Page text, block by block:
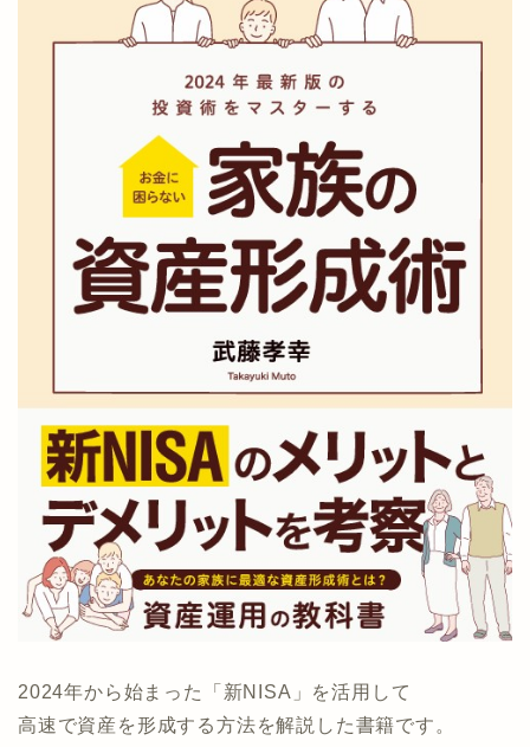
2024年から始まった「新NISA」を活用して
高速で資産を形成する方法を解説した書籍です。